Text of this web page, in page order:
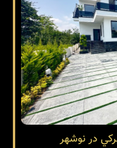
در نوشهر